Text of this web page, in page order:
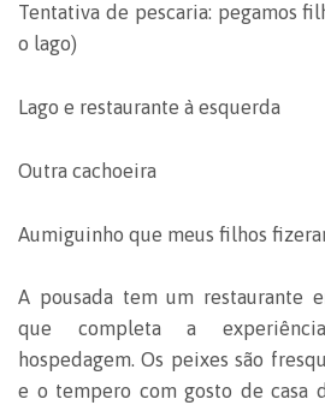
Tentativa de pescaria: pegamos
o lago)
Lago e restaurante à esquerda
Outra cachoeira
Aumiguinho que meus filhos
A pousada tem um restaurante
que completa a
hospedagem. Os peixes são
e o tempero com gosto de casa